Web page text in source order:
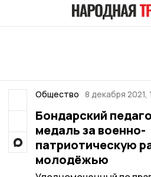
Общество 8 декабря 2021,
Бондарский
медаль за военно-
патриотическую
молодёжью